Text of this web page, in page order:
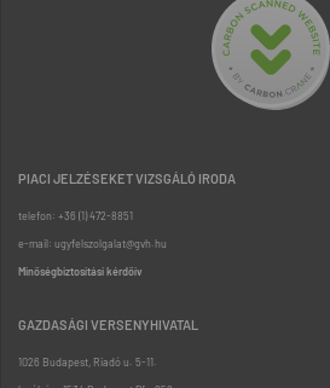
PIACI JELZÉSEKET VIZSGÁLÓ IRODA
telefon: +36 (1) 472-8851
e-mail: ugyfelszolgalat@gvh.hu
Minőségbiztosítási kérdőív
GAZDASÁGI VERSENYHIVATAL
1026 Budapest, Riadó u. 5-11.